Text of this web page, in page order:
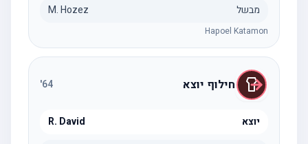
מבשל M. Hozez
Hapoel Katamon
חילוף יוצא 64
'
יוצא R. David